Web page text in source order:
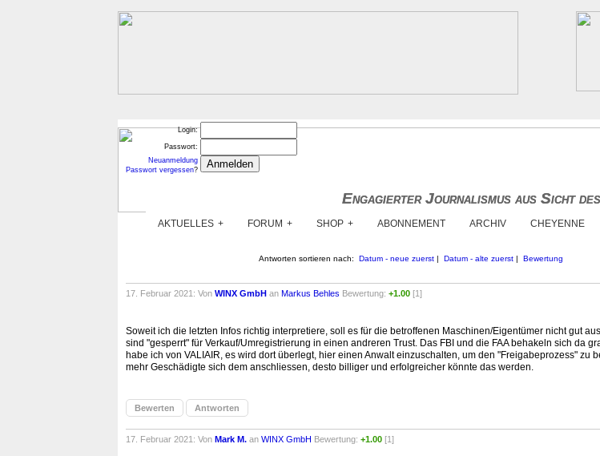
Login:
Passwort:
Neuanmeldung
Passwort vergessen?
Engagierter Journalismus aus Sicht
Engagierter Journalismus aus Sicht
AKTUELLES FORUM SHOP ABONNEMENT ARCHIV CHEYENNE
Antworten sortieren nach: Datum - neue zuerst | Datum - alte zuerst | Bewertung
17. Februar 2021: Von WINX GmbH an Markus Behles Bewertung: +1.00 [1]
Soweit ich die letzten Infos richtig interpretiere, soll es für die betroffenen Maschinen/Eigentümer nicht gut
sind "gesperrt" für Verkauf/Umregistrierung in einen andreren Trust. Das FBI und die FAA behakeln sich da
habe ich von VALIAIR, es wird dort überlegt, hier einen Anwalt einzuschalten, um den "Freigabeprozess" zu
mehr Geschädigte sich dem anschliessen, desto billiger und erfolgreicher könnte das werden.
Bewerten Antworten
17. Februar 2021: Von Mark M. an WINX GmbH Bewertung: +1.00 [1]